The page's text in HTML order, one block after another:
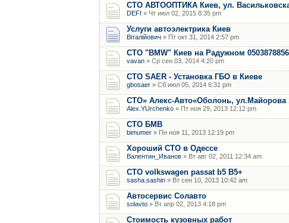
СТО АВТООПТИКА Киев, ул.
DEFI » Чт июл 02, 2015 8:35 pm
Услуги автоэлектрика Киев
Віталійович » Пт окт 31, 2014 2:57 pm
СТО "BMW" Киев на Радужном 0503878856
vavan » Ср сен 03, 2014 4:20 pm
СТО SAER - Установка ГБО в Киеве
gbosaer » Сб июл 05, 2014 6:31 pm
СТО» Алекс-Авто«Оболонь, ул.Майорова
Alex.YUrchenko » Пт ноя 29, 2013 12:12 pm
CТО БМВ
bimumer » Пн ноя 11, 2013 12:19 pm
Хороший СТО в Одессе
Валентин_Иванов » Вт авг 02, 2011 12:34 am
СТО volkswagen passat b5 B5+
sasha.sashin » Вт сен 10, 2013 10:42 am
Автосервис Солавто
solavto » Вт апр 02, 2013 4:18 pm
Стоимость кузовных работ